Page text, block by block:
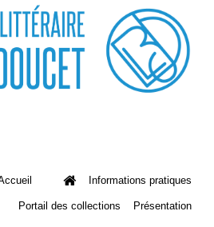
Informations pratiques
Portail des collections Présentation